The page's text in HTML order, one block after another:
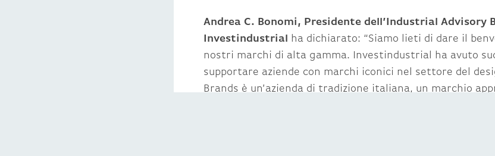
Andrea C. Bonomi, Presidente dell’Industrial Advisory
Investindustrial ha dichiarato: “Siamo lieti di dare il
nostri marchi di alta gamma. Investindustrial ha avuto
supportare aziende con marchi iconici nel settore del
Brands è un’azienda di tradizione italiana, un marchio